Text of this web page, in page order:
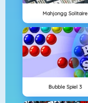
Mahjongg Solitaire
Bubble Spiel 3